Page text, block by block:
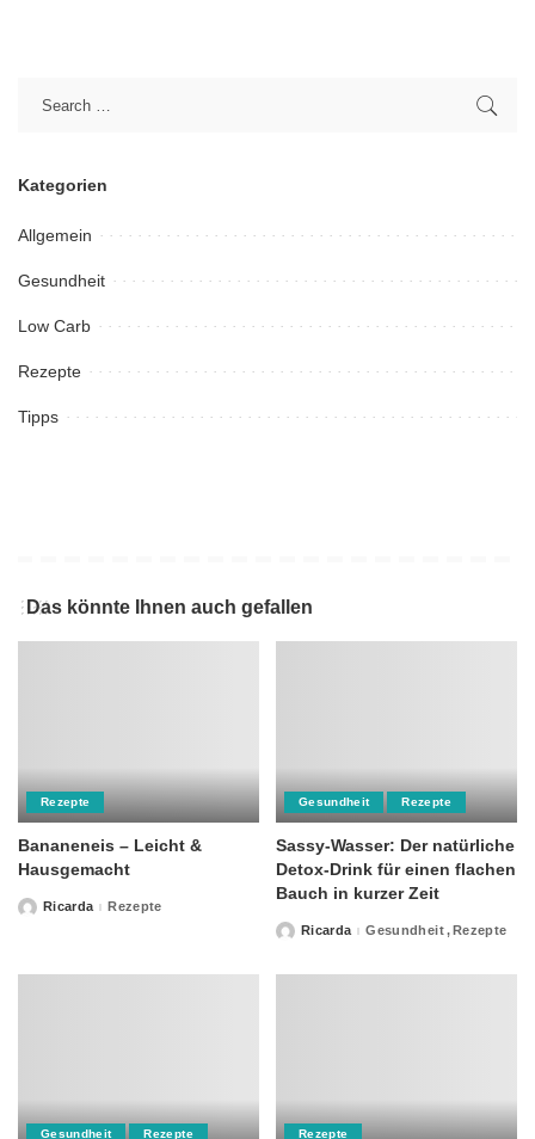
Kategorien
Allgemein
Gesundheit
Low Carb
Rezepte
Tipps
Das könnte Ihnen auch gefallen
Rezepte
Bananeneis – Leicht &
Hausgemacht
PostedRicarda Rezepte
Gesundheit Rezepte
Sassy-Wasser: Der natürliche
Detox-Drink für einen flachen
Bauch in kurzer Zeit
PostedRicarda Gesundheit Rezepte
Gesundheit Rezepte Rezepte